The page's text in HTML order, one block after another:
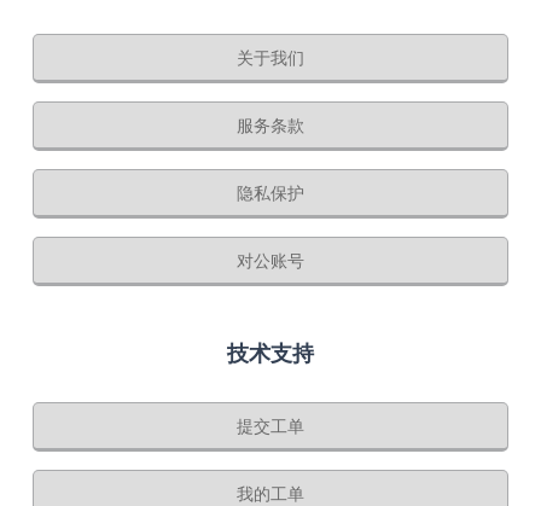
关于我们
服务条款
隐私保护
对公账号
技术支持
提交工单
我的工单